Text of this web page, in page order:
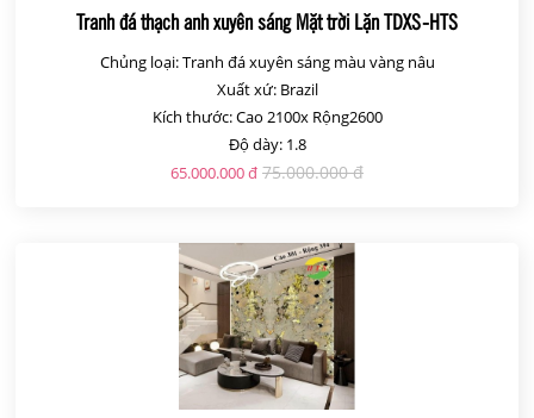
Tranh đá thạch anh xuyên sáng Mặt trời Lặn TDXS-HTS
Chủng loại: Tranh đá xuyên sáng màu vàng nâu
Xuất xứ: Brazil
Kích thước: Cao 2100x Rộng2600
Độ dày: 1.8
65.000.000 đ 75.000.000 đ